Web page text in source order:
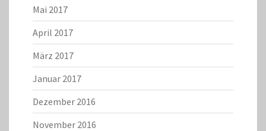
Mai 2017
April 2017
März 2017
Januar 2017
Dezember 2016
November 2016